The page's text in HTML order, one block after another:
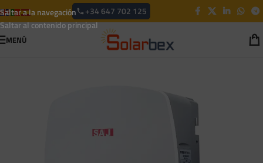
Saltar a la navegación
Saltar al contenido principal
+34 647 702 125
MENÚ